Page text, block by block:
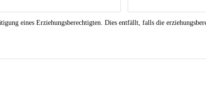
eines Erziehungsberechtigten. Dies entfällt, falls die